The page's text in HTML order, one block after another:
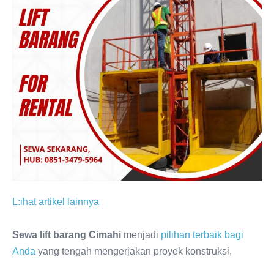
L:ihat artikel lainnya
Sewa lift barang Cimahi menjadi pilihan terbaik bagi
Anda yang tengah mengerjakan proyek konstruksi,